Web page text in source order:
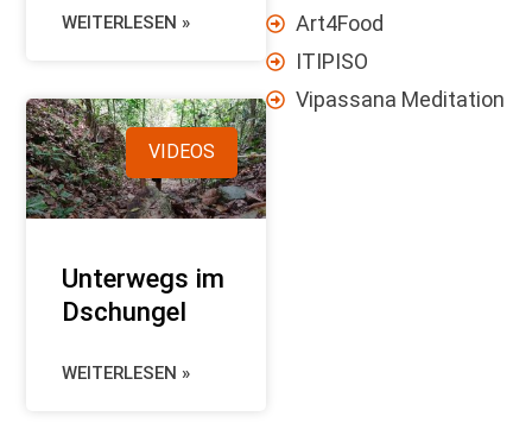
WEITERLESEN »
VIDEOS
Unterwegs im
Dschungel
WEITERLESEN »
Art4Food
ITIPISO
Vipassana Meditation